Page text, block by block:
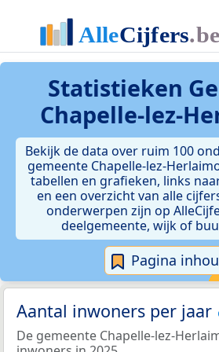
Statistieken
Chapelle-lez-
Bekijk de data over ruim 100
gemeente Chapelle-lez-
tabellen en grafieken, links
en een overzicht van alle
onderwerpen zijn op
deelgemeente, wijk of
Pagina
Aantal inwoners per jaar
De gemeente Chapelle-lez-